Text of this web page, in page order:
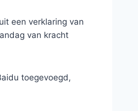
een verklaring van
van kracht
toegevoegd,